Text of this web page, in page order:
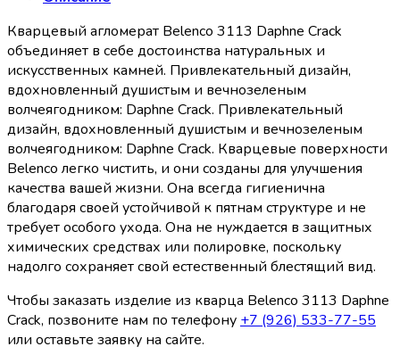
Кварцевый агломерат Belenco 3113 Daphne Crack
объединяет в себе достоинства натуральных и
искусственных камней. Привлекательный дизайн,
вдохновленный душистым и вечнозеленым
волчеягодником: Daphne Crack. Привлекательный
дизайн, вдохновленный душистым и вечнозеленым
волчеягодником: Daphne Crack. Кварцевые поверхности
Belenco легко чистить, и они созданы для улучшения
качества вашей жизни. Она всегда гигиенична
благодаря своей устойчивой к пятнам структуре и не
требует особого ухода. Она не нуждается в защитных
химических средствах или полировке, поскольку
надолго сохраняет свой естественный блестящий вид.
Чтобы заказать изделие из кварца Belenco 3113 Daphne
Crack, позвоните нам по телефону +7 (926) 533-77-55
или оставьте заявку на сайте.